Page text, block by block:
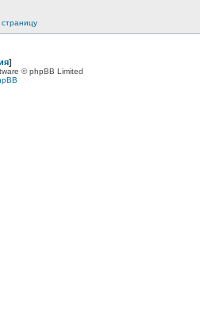
]
© phpBB Limited